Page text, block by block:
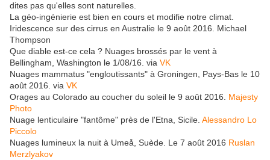
dites pas qu'elles sont naturelles.
La géo-ingénierie est bien en cours et modifie notre climat.
Iridescence sur des cirrus en Australie le 9 août 2016. Michael
Thompson
Que diable est-ce cela ? Nuages brossés par le vent à
Bellingham, Washington le 1/08/16. via VK
Nuages mammatus "engloutissants" à Groningen, Pays-Bas le 10
août 2016. via VK
Orages au Colorado au coucher du soleil le 9 août 2016. Majesty
Photo
Nuage lenticulaire "fantôme" près de l'Etna, Sicile. Alessandro Lo
Piccolo
Nuages lumineux la nuit à Umeå, Suède. Le 7 août 2016 Ruslan
Merzlyakov